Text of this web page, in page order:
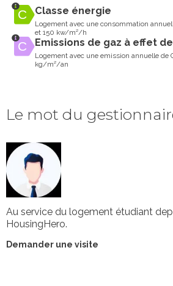
Classe énergie
Logement avec une consommation
et 150 kw/m²/h
Emissions de gaz à effet
Logement avec une emission annuelle de
kg/m²/an
Le mot du
Au service du logement étudiant
HousingHero.
Demander une visite